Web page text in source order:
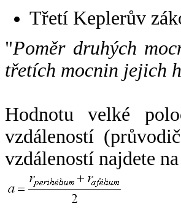
Třetí Keplerův
"Poměr druhých
třetích mocnin jejich
Hodnotu velké
vzdáleností
vzdáleností najdete